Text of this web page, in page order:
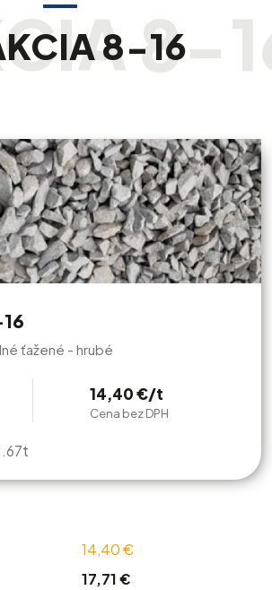
8-16
ťažené - hrubé
14,40 €/t
Cena bez DPH
14,40 €
17,71 €